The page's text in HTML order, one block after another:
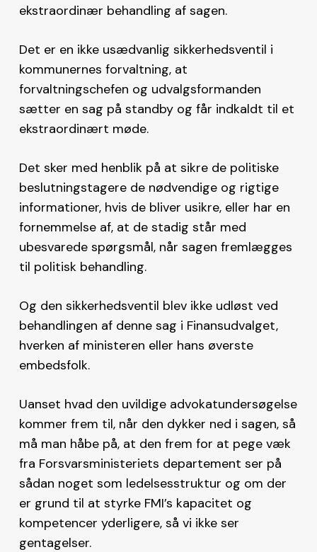
ekstraordinær behandling af sagen.
Det er en ikke usædvanlig sikkerhedsventil i
kommunernes forvaltning, at
forvaltningschefen og udvalgsformanden
sætter en sag på standby og får indkaldt til et
ekstraordinært møde.
Det sker med henblik på at sikre de politiske
beslutningstagere de nødvendige og rigtige
informationer, hvis de bliver usikre, eller har en
fornemmelse af, at de stadig står med
ubesvarede spørgsmål, når sagen fremlægges
til politisk behandling.
Og den sikkerhedsventil blev ikke udløst ved
behandlingen af denne sag i Finansudvalget,
hverken af ministeren eller hans øverste
embedsfolk.
Uanset hvad den uvildige advokatundersøgelse
kommer frem til, når den dykker ned i sagen, så
må man håbe på, at den frem for at pege væk
fra Forsvarsministeriets departement ser på
sådan noget som ledelsesstruktur og om der
er grund til at styrke FMI’s kapacitet og
kompetencer yderligere, så vi ikke ser
gentagelser.